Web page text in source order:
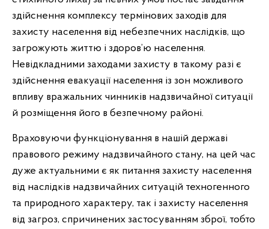
здійснення комплексу термінових заходів для
захисту населення від небезпечних наслідків, що
загрожують життю і здоров’ю населення.
Невідкладними заходами захисту в такому разі є
здійснення евакуації населення із зон можливого
впливу вражальних чинників надзвичайної ситуації
й розміщення його в безпечному районі.
Враховуючи функціонування в нашій державі
правового режиму надзвичайного стану, на цей час
дуже актуальними є як питання захисту населення
від наслідків надзвичайних ситуацій техногенного
та природного характеру, так і захисту населення
від загроз, спричинених застосуванням зброї, тобто